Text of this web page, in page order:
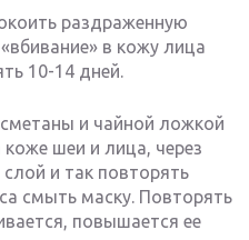
раздраженную
в кожу лица
10-14 дней.
и чайной ложкой
коже шеи и лица, через
и так повторять
смыть маску. Повторять
повышается ее